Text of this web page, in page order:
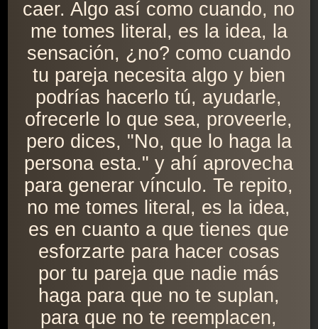
caer. Algo así como cuando, no
me tomes literal, es la idea, la
sensación, ¿no? como cuando
tu pareja necesita algo y bien
podrías hacerlo tú, ayudarle,
ofrecerle lo que sea, proveerle,
pero dices, "No, que lo haga la
persona esta." y ahí aprovecha
para generar vínculo. Te repito,
no me tomes literal, es la idea,
es en cuanto a que tienes que
esforzarte para hacer cosas
por tu pareja que nadie más
haga para que no te suplan,
para que no te reemplacen,